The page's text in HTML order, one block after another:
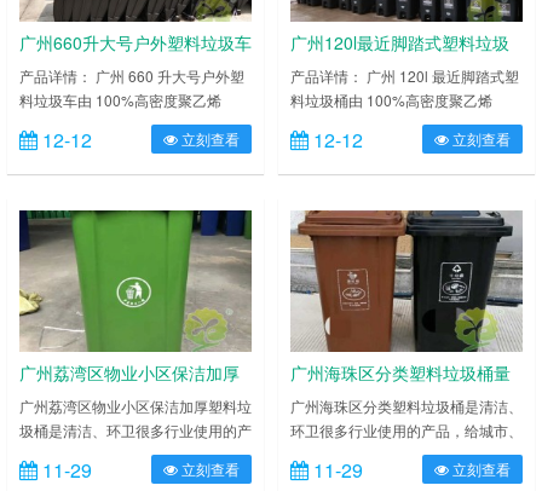
广州660升大号户外塑料垃圾车
产品详情： 广州 660 升大号户外塑
料垃圾车由 100%高密度聚乙烯
HDPE 或聚丙烯 PP 聚丙烯两种新全
新塑胶成分组成，耐弱酸碱腐蚀，桶
体与桶盖分别使用一次注塑制造而
及底部特别加固加厚处理，边缘特别
加厚，可经受各种外力，能
在-30℃~65℃区间温度内正常使
用。提供各种颜色（蓝、红、黄、
绿）的塑料垃圾桶供您选择……
12-12 立刻查看
广州120l最近脚踏式塑料垃圾
桶
产品详情： 广州 120l 最近脚踏式塑
料垃圾桶由 100%高密度聚乙烯
HDPE 或聚丙烯 PP 聚丙烯两种新全
新塑胶成分组成，耐弱酸碱腐蚀，桶
体与桶盖分别使用一次注塑制造而
及底部特别加固加厚处理，边缘特别
加厚，可经受各种外力，能
在-30℃~65℃区间温度内正常使
用。提供各种颜色（蓝、红、黄、
绿）的塑料垃圾桶供您选择组……
12-12 立刻查看
广州荔湾区物业小区保洁加厚
塑料垃圾桶
广州荔湾区物业小区保洁加厚塑料垃
圾桶是清洁、环卫很多行业使用的产
品，给城市、小区卫生、各类公共场
所带来清洁、卫生和环保。它在现实
11-29 立刻查看
广州海珠区分类塑料垃圾桶量
大从优
广州海珠区分类塑料垃圾桶是清洁、
环卫很多行业使用的产品，给城市、
小区卫生、各类公共场所带来清洁、
卫生和环保。它在现实生活中是无处
11-29 立刻查看